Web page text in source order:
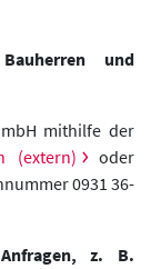
und
mithilfe der
(extern) oder
0931 36-
z. B.